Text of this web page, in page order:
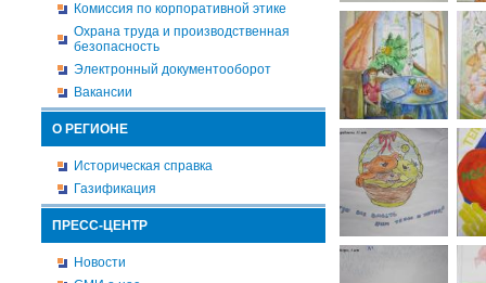
Комиссия по корпоративной этике
Охрана труда и производственная
безопасность
Электронный документооборот
Вакансии
О РЕГИОНЕ
Историческая справка
Газификация
ПРЕСС-ЦЕНТР
Новости